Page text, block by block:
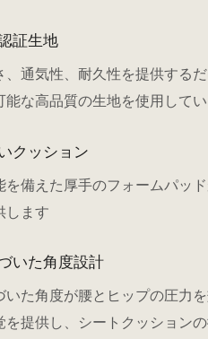
証生地
、通気性、耐久性を提供する
な高品質の生地を使用してい
クッション
を備えた厚手のフォームパッ
します
いた角度設計
いた角度が腰とヒップの圧力
を提供し、シートクッション